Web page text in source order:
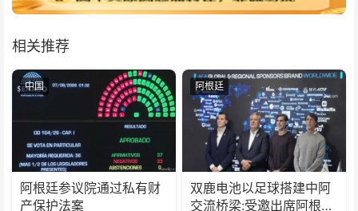
相关推荐
中国
阿根廷参议院通过私有财
产保护法案
阿根廷
双鹿电池以足球搭建中阿
交流桥梁:受邀出席阿根廷